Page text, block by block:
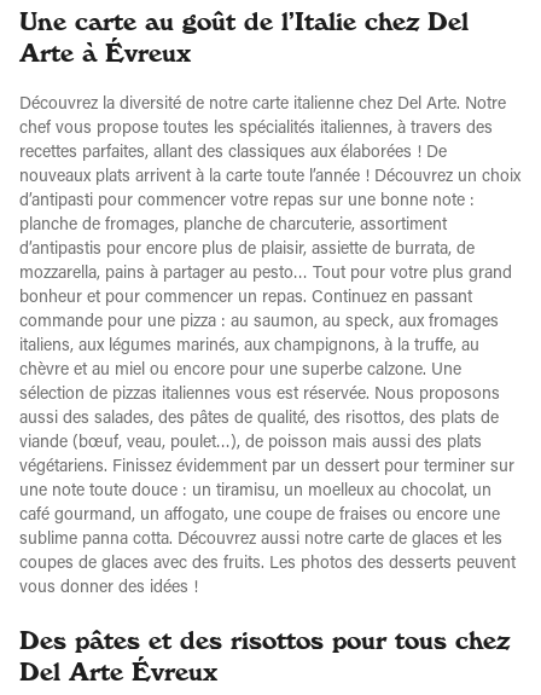
Une carte au goût de l’Italie chez Del
Arte à Évreux
Découvrez la diversité de notre carte italienne chez Del Arte. Notre
chef vous propose toutes les spécialités italiennes, à travers des
recettes parfaites, allant des classiques aux élaborées ! De
nouveaux plats arrivent à la carte toute l’année ! Découvrez un choix
d’antipasti pour commencer votre repas sur une bonne note :
planche de fromages, planche de charcuterie, assortiment
d’antipastis pour encore plus de plaisir, assiette de burrata, de
mozzarella, pains à partager au pesto… Tout pour votre plus grand
bonheur et pour commencer un repas. Continuez en passant
commande pour une pizza : au saumon, au speck, aux fromages
italiens, aux légumes marinés, aux champignons, à la truffe, au
chèvre et au miel ou encore pour une superbe calzone. Une
sélection de pizzas italiennes vous est réservée. Nous proposons
aussi des salades, des pâtes de qualité, des risottos, des plats de
viande (bœuf, veau, poulet…), de poisson mais aussi des plats
végétariens. Finissez évidemment par un dessert pour terminer sur
une note toute douce : un tiramisu, un moelleux au chocolat, un
café gourmand, un affogato, une coupe de fraises ou encore une
sublime panna cotta. Découvrez aussi notre carte de glaces et les
coupes de glaces avec des fruits. Les photos des desserts peuvent
vous donner des idées !
Des pâtes et des risottos pour tous chez
Del Arte Évreux